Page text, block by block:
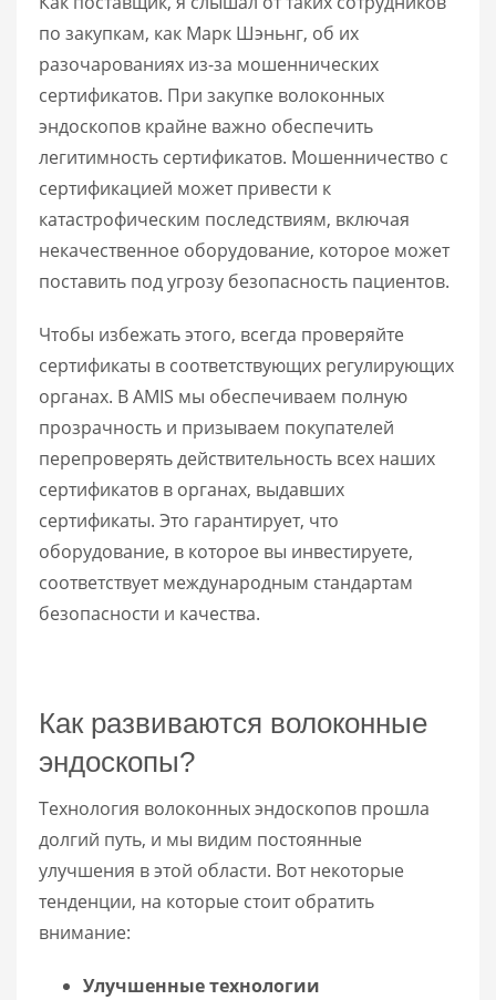
по закупкам, как Марк Шэньнг, об их
разочарованиях из-за мошеннических
сертификатов. При закупке волоконных
эндоскопов крайне важно обеспечить
легитимность сертификатов. Мошенничество с
сертификацией может привести к
катастрофическим последствиям, включая
некачественное оборудование, которое может
поставить под угрозу безопасность пациентов.
Чтобы избежать этого, всегда проверяйте
сертификаты в соответствующих регулирующих
органах. В AMIS мы обеспечиваем полную
прозрачность и призываем покупателей
перепроверять действительность всех наших
сертификатов в органах, выдавших
сертификаты. Это гарантирует, что
оборудование, в которое вы инвестируете,
соответствует международным стандартам
безопасности и качества.
Как развиваются волоконные
эндоскопы?
Технология волоконных эндоскопов прошла
долгий путь, и мы видим постоянные
улучшения в этой области. Вот некоторые
тенденции, на которые стоит обратить
внимание:
Улучшенные технологии